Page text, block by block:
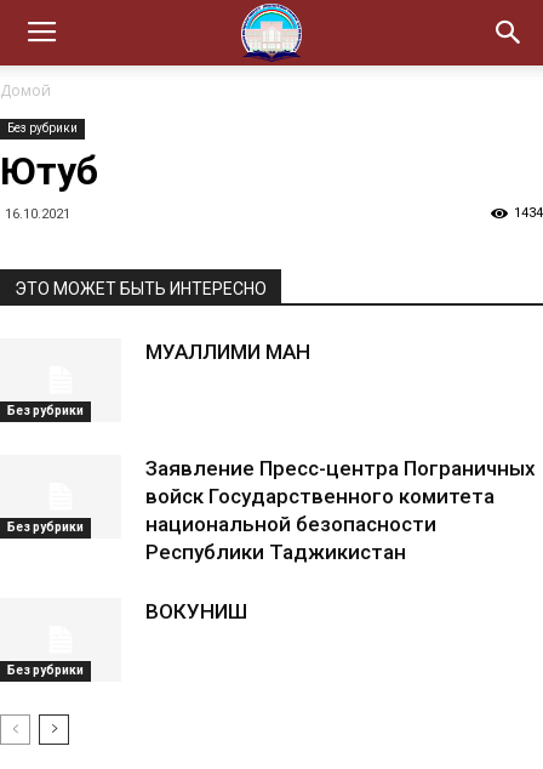
Домой
Без рубрики
Ютуб
16.10.2021 1434
ЭТО МОЖЕТ БЫТЬ ИНТЕРЕСНО
Без рубрики
МУАЛЛИМИ МАН
Без рубрики
Заявление Пресс-центра Пограничных
войск Государственного комитета
национальной безопасности
Республики Таджикистан
Без рубрики
ВОКУНИШ